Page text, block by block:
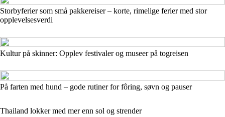
Storbyferier som små pakkereiser – korte, rimelige ferier med stor
opplevelsesverdi
Kultur på skinner: Opplev festivaler og museer på togreisen
På farten med hund – gode rutiner for fôring, søvn og pauser
Thailand lokker med mer enn sol og strender